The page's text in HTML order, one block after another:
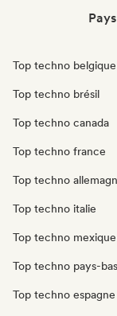
Top techno belgique
Top techno brésil
Top techno canada
Top techno france
Top techno
Top techno italie
Top techno mexique
Top techno pays-bas
Top techno espagne